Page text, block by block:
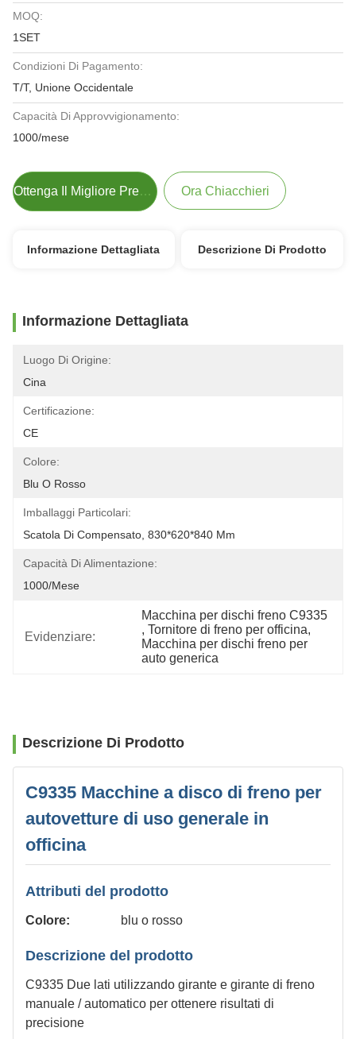
MOQ:
1SET
Condizioni Di Pagamento:
T/T, Unione Occidentale
Capacità Di Approvvigionamento:
1000/mese
Ottenga Il Migliore Prezzo Ora Chiacchieri
Informazione Dettagliata Descrizione Di Prodotto
Informazione Dettagliata
Luogo Di Origine:
Cina
Certificazione:
CE
Colore:
Blu O Rosso
Imballaggi Particolari:
Scatola Di Compensato, 830*620*840 Mm
Capacità Di Alimentazione:
1000/mese
Evidenziare:
Macchina per dischi freno C9335
, Tornitore di freno per officina,
Macchina per dischi freno per
auto generica
Descrizione Di Prodotto
C9335 Macchine a disco di freno per
autovetture di uso generale in
officina
Attributi del prodotto
Colore: blu o rosso
Descrizione del prodotto
C9335 Due lati utilizzando girante e girante di freno
manuale / automatico per ottenere risultati di
precisione